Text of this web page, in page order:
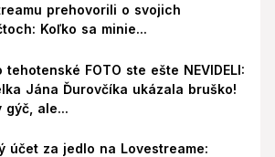
prehovorili o svojich
Koľko sa minie...
tehotenské FOTO ste ešte NEVIDELI:
Jána Ďurovčíka ukázala bruško!
gýč, ale...
účet za jedlo na Lovestreame: